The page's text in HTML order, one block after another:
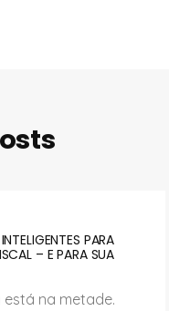
PARA
– E PARA SUA
na metade.